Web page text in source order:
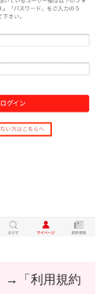
→「利用規約